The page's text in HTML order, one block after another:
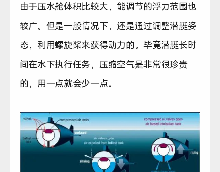
由于压水舱体积比较大，能调节的浮力范围也
较广。但是一般情况下，还是通过调整潜艇姿
态，利用螺旋桨来获得动力的。毕竟潜艇长时
间在水下执行任务，压缩空气是非常很珍贵
的，用一点就会少一点。